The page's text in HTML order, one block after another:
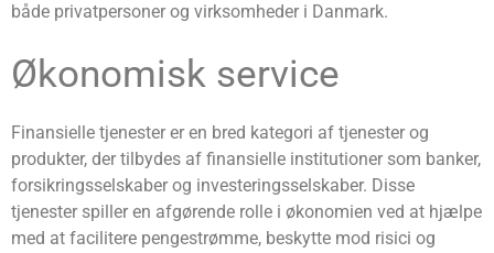
både privatpersoner og virksomheder i Danmark.
Økonomisk service
Finansielle tjenester er en bred kategori af tjenester og
produkter, der tilbydes af finansielle institutioner som banker,
forsikringsselskaber og investeringsselskaber. Disse
tjenester spiller en afgørende rolle i økonomien ved at hjælpe
med at facilitere pengestrømme, beskytte mod risici og